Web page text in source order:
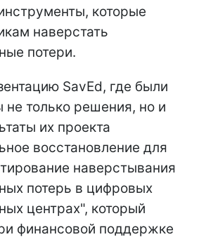
которые
наверстать
потери.
SavEd, где были
не только решения, но и
их проекта
восстановление для
наверстывания
потерь в цифровых
центрах", который
финансовой поддержке